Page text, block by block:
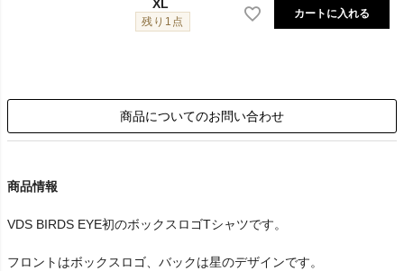
XL
残り1点
カートに入れる
商品についてのお問い合わせ
商品情報
VDS BIRDS EYE初のボックスロゴTシャツです。
フロントはボックスロゴ、バックは星のデザインです。